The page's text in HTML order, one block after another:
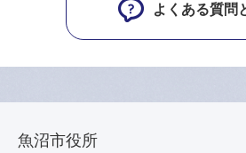
よくある質問
魚沼市役所